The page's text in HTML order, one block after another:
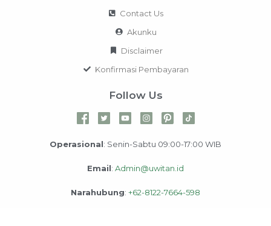
Contact Us
Akunku
Disclaimer
Konfirmasi Pembayaran
Follow Us
Operasional: Senin-Sabtu 09:00-17:00 WIB
Email: Admin@uwitan.id
Narahubung: +62-8122-7664-598